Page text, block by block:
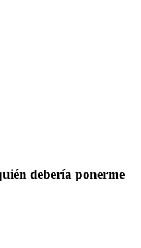
debería ponerme